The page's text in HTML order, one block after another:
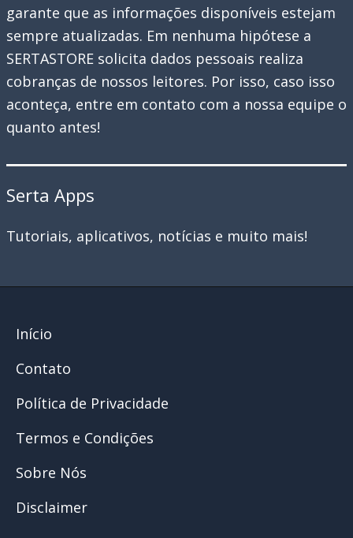
garante que as informações disponíveis estejam
sempre atualizadas. Em nenhuma hipótese a
SERTASTORE solicita dados pessoais realiza
cobranças de nossos leitores. Por isso, caso isso
aconteça, entre em contato com a nossa equipe o
quanto antes!
Serta Apps
Tutoriais, aplicativos, notícias e muito mais!
Início
Contato
Política de Privacidade
Termos e Condições
Sobre Nós
Disclaimer